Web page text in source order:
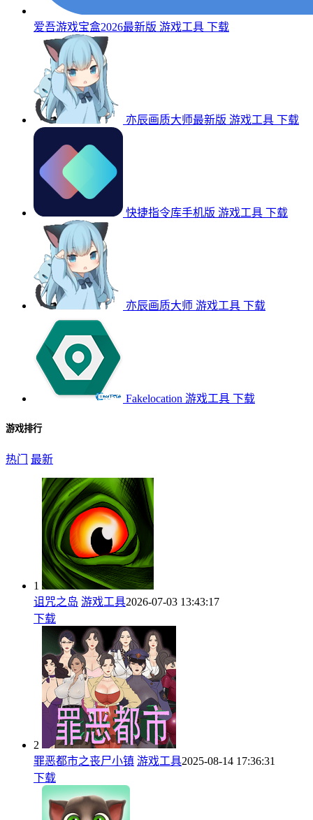
爱吾游戏宝盒2026最新版 游戏工具 下载
亦辰画质大师最新版 游戏工具 下载
快捷指令库手机版 游戏工具 下载
亦辰画质大师 游戏工具 下载
Fakelocation 游戏工具 下载
游戏排行
热门 最新
1
诅咒之岛 游戏工具2026-07-03 13:43:17
下载
2
罪恶都市之丧尸小镇 游戏工具2025-08-14 17:36:31
下载